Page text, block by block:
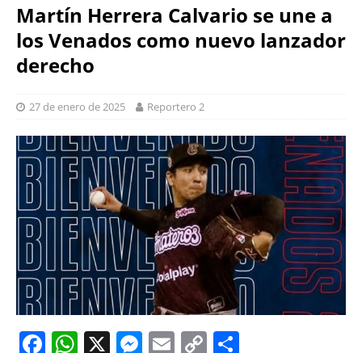
Martín Herrera Calvario se une a
los Venados como nuevo lanzador
derecho
27 de enero de 2025 Reportero 2
F W X M E C